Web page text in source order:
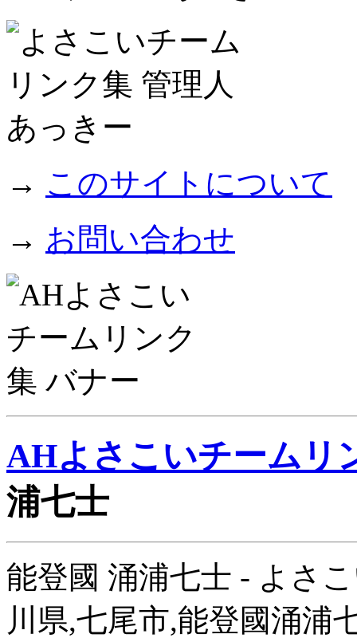
→ このサイトについて
→ お問い合わせ
AHよさこいチームリ
浦七士
能登國 涌浦七士 - よさ
川県,七尾市,能登國涌浦